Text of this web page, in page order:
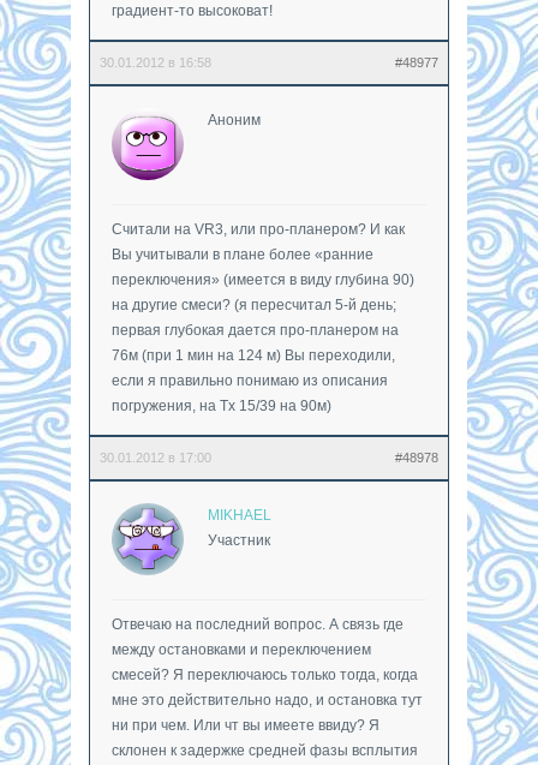
градиент-то высоковат!
30.01.2012 в 16:58 #48977
Аноним
Считали на VR3, или про-планером? И как
Вы учитывали в плане более «ранние
переключения» (имеется в виду глубина 90)
на другие смеси? (я пересчитал 5-й день;
первая глубокая дается про-планером на
76м (при 1 мин на 124 м) Вы переходили,
если я правильно понимаю из описания
погружения, на Tx 15/39 на 90м)
30.01.2012 в 17:00 #48978
MIKHAEL
Участник
Отвечаю на последний вопрос. А связь где
между остановками и переключением
смесей? Я переключаюсь только тогда, когда
мне это действительно надо, и остановка тут
ни при чем. Или чт вы имеете ввиду? Я
склонен к задержке средней фазы всплытия